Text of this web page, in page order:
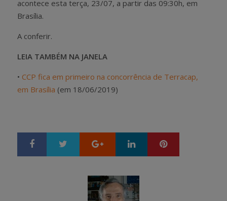
acontece esta terça, 23/07, a partir das 09:30h, em
Brasília.
A conferir.
LEIA TAMBÉM NA JANELA
• CCP fica em primeiro na concorrência de Terracap,
em Brasília (em 18/06/2019)
Google+ LinkedIn